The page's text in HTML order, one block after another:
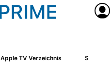
Apple TV Verzeichnis Stick